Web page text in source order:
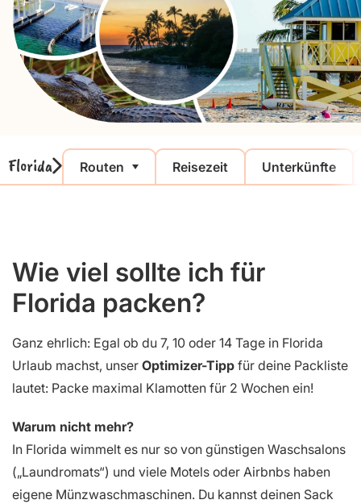
Florida Routen Reisezeit Unterkünfte
Wie viel sollte ich für
Florida packen?
Ganz ehrlich: Egal ob du 7, 10 oder 14 Tage in Florida
Urlaub machst, unser Optimizer-Tipp für deine Packliste
lautet: Packe maximal Klamotten für 2 Wochen ein!
Warum nicht mehr?
In Florida wimmelt es nur so von günstigen Waschsalons
(„Laundromats“) und viele Motels oder Airbnbs haben
eigene Münzwaschmaschinen. Du kannst deinen Sack